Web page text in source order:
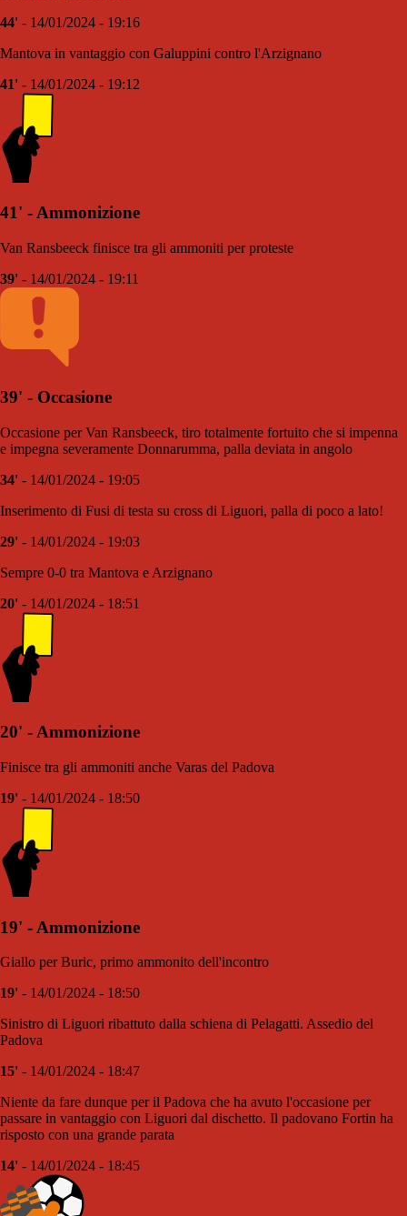
44' - 14/01/2024 - 19:16
Mantova in vantaggio con Galuppini contro l'Arzignano
41' - 14/01/2024 - 19:12
41' - Ammonizione
Van Ransbeeck finisce tra gli ammoniti per proteste
39' - 14/01/2024 - 19:11
39' - Occasione
Occasione per Van Ransbeeck, tiro totalmente fortuito che si impenna
e impegna severamente Donnarumma, palla deviata in angolo
34' - 14/01/2024 - 19:05
Inserimento di Fusi di testa su cross di Liguori, palla di poco a lato!
29' - 14/01/2024 - 19:03
Sempre 0-0 tra Mantova e Arzignano
20' - 14/01/2024 - 18:51
20' - Ammonizione
Finisce tra gli ammoniti anche Varas del Padova
19' - 14/01/2024 - 18:50
19' - Ammonizione
Giallo per Buric, primo ammonito dell'incontro
19' - 14/01/2024 - 18:50
Sinistro di Liguori ribattuto dalla schiena di Pelagatti. Assedio del
Padova
15' - 14/01/2024 - 18:47
Niente da fare dunque per il Padova che ha avuto l'occasione per
passare in vantaggio con Liguori dal dischetto. Il padovano Fortin ha
risposto con una grande parata
14' - 14/01/2024 - 18:45